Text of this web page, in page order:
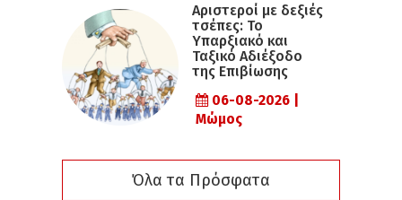
Αριστεροί με δεξιές
τσέπες: Το
Υπαρξιακό και
Ταξικό Αδιέξοδο
της Επιβίωσης
06-08-2026 |
Μώμος
Όλα τα Πρόσφατα